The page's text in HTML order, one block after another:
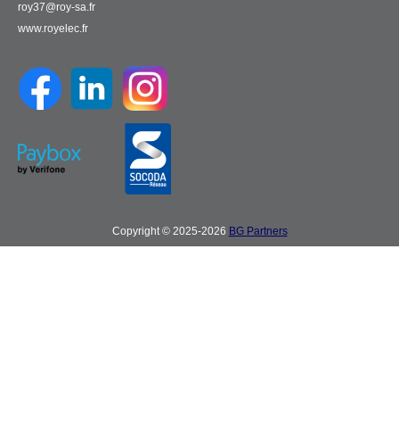
roy37@roy-sa.fr
www.royelec.fr
Copyright © 2025-2026 BG Partners